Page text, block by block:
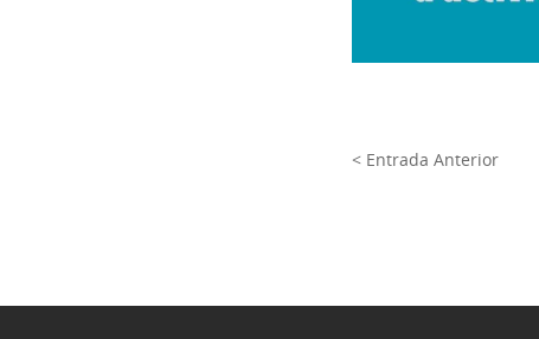
< Entrada Anterior